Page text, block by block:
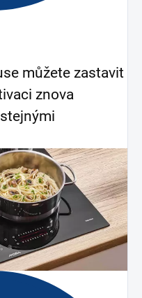
můžete zastavit
znova